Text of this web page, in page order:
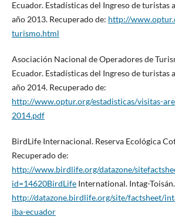
Ecuador. Estadísticas del Ingreso de turistas
año 2013. Recuperado de: http://
turismo.html
Asociación Nacional de Operadores de
Ecuador. Estadísticas del Ingreso de turistas
año 2014. Recuperado de:
http://www.optur.org/estadisticas/visitas-
2014.pdf
BirdLife Internacional. Reserva Ecológica
Recuperado de:
http://www.birdlife.org/datazone/
id=14620BirdLifeInternational. Intag-
http://datazone.birdlife.org/site/factsheet/
iba-ecuador